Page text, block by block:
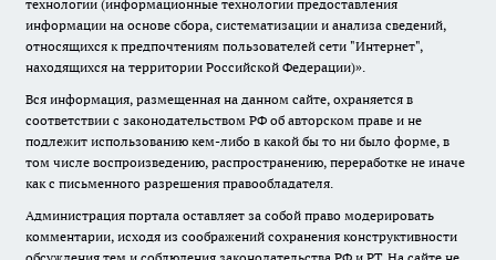
технологии (информационные технологии предоставления
информации на основе сбора, систематизации и анализа сведений,
относящихся к предпочтениям пользователей сети "Интернет",
находящихся на территории Российской Федерации)».
Вся информация, размещенная на данном сайте, охраняется в
соответствии с законодательством РФ об авторском праве и не
подлежит использованию кем-либо в какой бы то ни было форме, в
том числе воспроизведению, распространению, переработке не иначе
как с письменного разрешения правообладателя.
Администрация портала оставляет за собой право модерировать
комментарии, исходя из соображений сохранения конструктивности